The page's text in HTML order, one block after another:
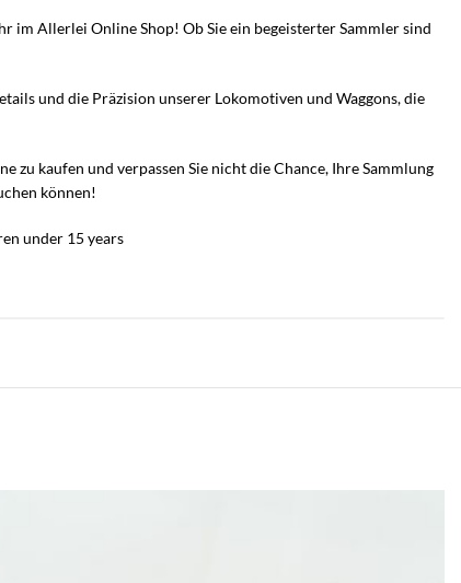
im Allerlei Online Shop! Ob Sie ein begeisterter Sammler sind
und die Präzision unserer Lokomotiven und Waggons, die
kaufen und verpassen Sie nicht die Chance, Ihre Sammlung
können!
under 15 years